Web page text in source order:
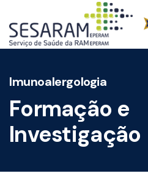
Skip to main content
Imunoalergologia
Formação e
Investigação